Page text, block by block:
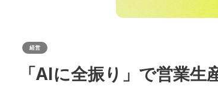
経営
「AIに全振り」で営業